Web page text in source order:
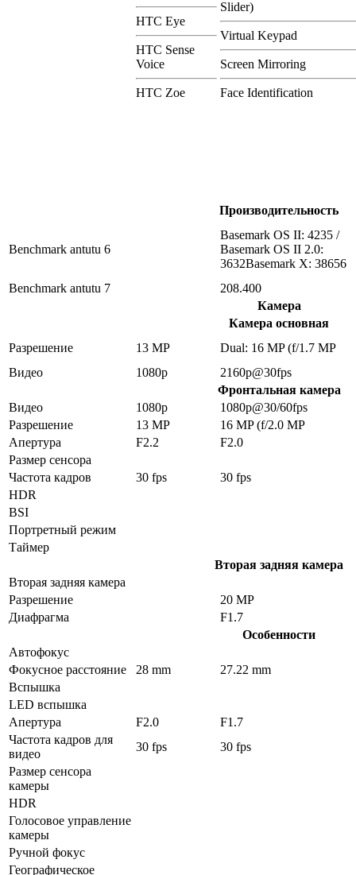
HTC Eye
HTC Sense
Voice
HTC Zoe
Slider)
Virtual Keypad
Screen Mirroring
Face Identification
Производительность
Benchmark antutu 6
Basemark OS II: 4235 /
Basemark OS II 2.0:
3632Basemark X: 38656
Benchmark antutu 7
208.400
Камера
Камера основная
Разрешение
13 MP
Dual: 16 MP (f/1.7 MP
Видео
1080p
2160p@30fps
Фронтальная камера
Видео
1080p
1080p@30/60fps
Разрешение
13 MP
16 MP (f/2.0 MP
Апертура
F2.2
F2.0
Размер сенсора
Частота кадров
30 fps
30 fps
HDR
BSI
Портретный режим
Таймер
Вторая задняя камера
Вторая задняя камера
Разрешение
20 MP
Диафрагма
F1.7
Особенности
Автофокус
Фокусное расстояние
28 mm
27.22 mm
Вспышка
LED вспышка
Апертура
F2.0
F1.7
Частота кадров для
видео
30 fps
30 fps
Размер сенсора
камеры
HDR
Голосовое управление
камеры
Ручной фокус
Географическое